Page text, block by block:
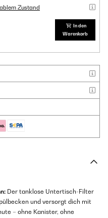
Zustand
In den
Warenkorb
Der tanklose Untertisch-Filter
und versorgt dich mit
– ohne Kanister, ohne